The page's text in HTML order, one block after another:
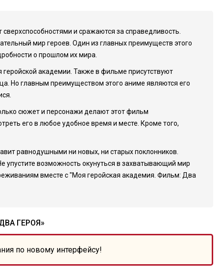
и сражаются за справедливость.
мир героев. Один из главных преимуществ этого
о прошлом их мира.
академии. Также в фильме присутствуют
Но главным преимуществом этого аниме являются его
сюжет и персонажи делают этот фильм
его в любое удобное время и месте. Кроме того,
равнодушными ни новых, ни старых поклонников.
упустите возможность окунуться в захватывающий мир
вместе с "Моя геройская академия. Фильм: Два
ГЕРОЯ»
по новому интерфейсу!